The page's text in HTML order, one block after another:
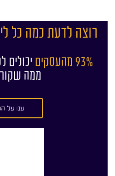
רוצה לדעת כמה כל
93% מהעסקים
יכולים
ממה
ענו על